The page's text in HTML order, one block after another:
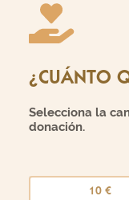
¿CUÁNTO
Selecciona la
donación.
Cantidad
10 €